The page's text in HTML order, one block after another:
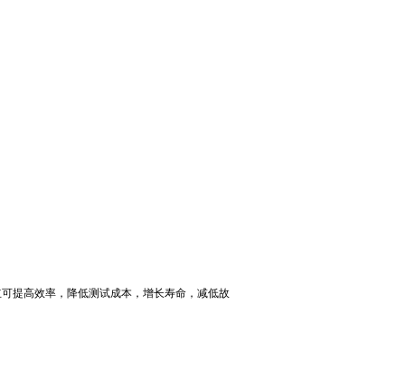
提高效率，降低测试成本，增长寿命，减低故